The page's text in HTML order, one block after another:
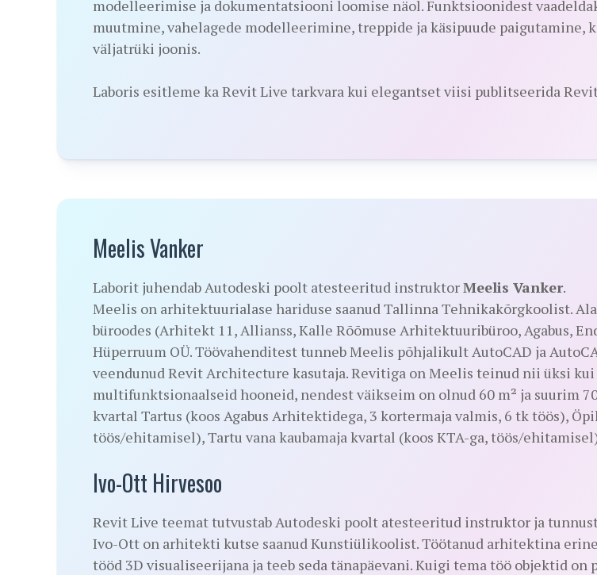
modelleerimise ja dokumentatsiooni loomise näol. Funktsioonidest
muutmine, vahelagede modelleerimine, treppide ja käsipuude
väljatrüki joonis.
Laboris esitleme ka Revit Live tarkvara kui elegantset viisi publitseerida
Meelis Vanker
Laborit juhendab Autodeski poolt atesteeritud instruktorMeelis Vanker.
Meelis on arhitektuurialase hariduse saanud Tallinna Tehnikakõrgkoolist.
büroodes (Arhitekt 11, Allianss, Kalle Rõõmuse Arhitektuuribüroo, Agabus,
Hüperruum OÜ. Töövahenditest tunneb Meelis põhjalikult AutoCAD ja
veendunud Revit Architecture kasutaja. Revitiga on Meelis teinud nii üksi
multifunktsionaalseid hooneid, nendest väikseim on olnud 60 m² ja suurim
kvartal Tartus (koos Agabus Arhitektidega, 3 kortermaja valmis, 6 tk töös),
töös/ehitamisel), Tartu vana kaubamaja kvartal (koos KTA-ga, töös/
Ivo-Ott Hirvesoo
Revit Live teemat tutvustab Autodeski poolt atesteeritud instruktor ja
Ivo-Ott on arhitekti kutse saanud Kunstiülikoolist. Töötanud arhitektina
tööd 3D visualiseerijana ja teeb seda tänapäevani. Kuigi tema töö objektid